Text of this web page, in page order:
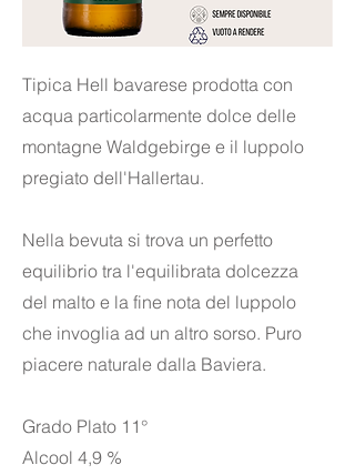
Tipica Hell bavarese prodotta con
acqua particolarmente dolce delle
montagne Waldgebirge e il luppolo
pregiato dell'Hallertau.
Nella bevuta si trova un perfetto
equilibrio tra l'equilibrata dolcezza
del malto e la fine nota del luppolo
che invoglia ad un altro sorso. Puro
piacere naturale dalla Baviera.
Grado Plato 11°
Alcool 4,9 %